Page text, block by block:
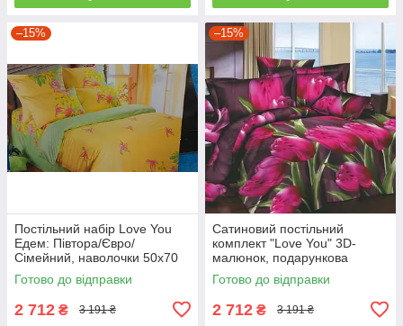
–15%
Постільний набір Love You
Едем: Півтора/Євро/
Сімейний, наволочки 50x70
полуторний
Готово до відправки
2 712 ₴ 3 191 ₴
–15%
Сатиновий постільний
комплект "Love You" 3D-
малюнок, подарункова
упаковка полуторний
Готово до відправки
2 712 ₴ 3 191 ₴